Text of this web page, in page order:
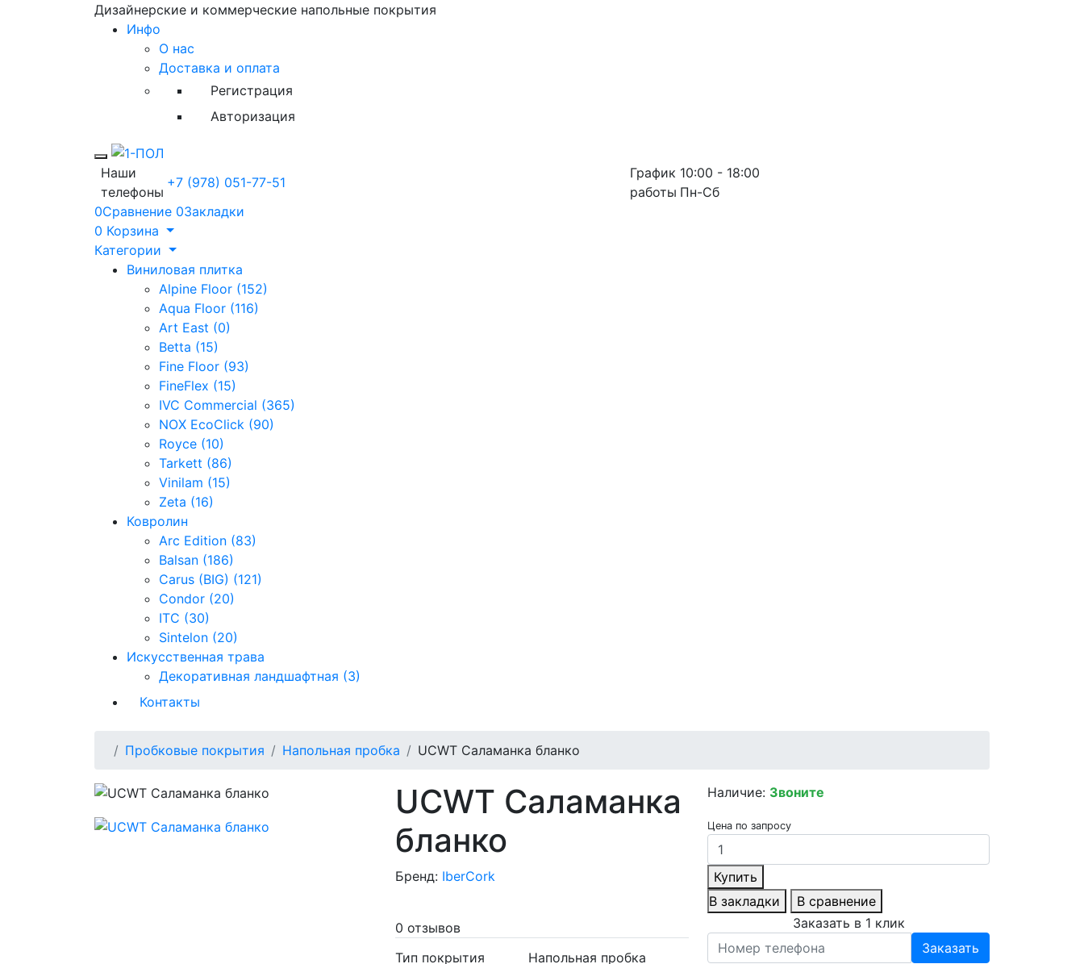
Дизайнерские и коммерческие напольные покрытия
Инфо
О нас
Доставка и оплата
Регистрация
Авторизация
Toggle mobile menu
Наши
телефоны
+7 (978) 051-77-51
График
работы
10:00 - 18:00
Пн-Сб
0Сравнение 0Закладки
0 Корзина
Категории
Виниловая плитка
Alpine Floor (152)
Aqua Floor (116)
Art East (0)
Betta (15)
Fine Floor (93)
FineFlex (15)
IVC Commercial (365)
NOX EcoClick (90)
Royce (10)
Tarkett (86)
Vinilam (15)
Zeta (16)
Ковролин
Arc Edition (83)
Balsan (186)
Carus (BIG) (121)
Condor (20)
ITC (30)
Sintelon (20)
Искусственная трава
Декоративная ландшафтная (3)
Контакты
Пробковые покрытия Напольная пробка UCWT Саламанка бланко
UCWT Саламанка
бланко
Бренд: IberCork
0 отзывов
Тип покрытия
Напольная пробка
Наличие: Звоните
Цена по запросу
Купить
В закладки
В сравнение
Заказать в 1 клик
Заказать